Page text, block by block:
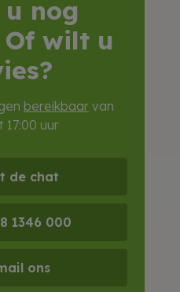
nog
wilt u
bereikbaar van
17:00 uur
de chat
1346 000
ons